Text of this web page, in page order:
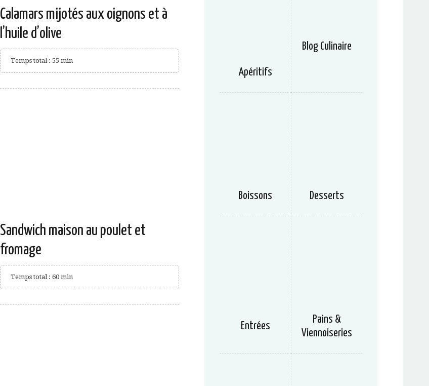
Calamars mijotés aux oignons et à
l’huile d’olive
Temps total : 55 min
Sandwich maison au poulet et
fromage
Temps total : 60 min
Apéritifs
Blog Culinaire
Boissons Desserts
Entrées
Pains &
Viennoiseries